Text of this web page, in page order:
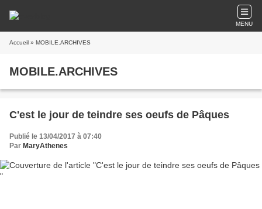
MENU
Accueil » MOBILE.ARCHIVES
MOBILE.ARCHIVES
C'est le jour de teindre ses oeufs de Pâques
Publié le 13/04/2017 à 07:40
Par MaryAthenes